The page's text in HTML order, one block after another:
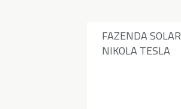
FAZENDA SOLAR
NIKOLA TESLA